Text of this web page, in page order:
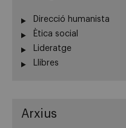
Direcció humanista
Ètica social
Lideratge
Llibres
Arxius